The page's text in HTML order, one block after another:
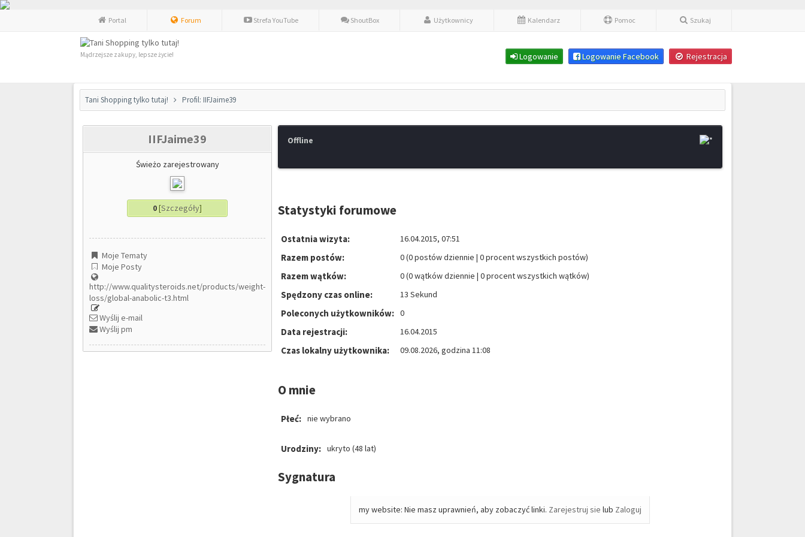
Portal Forum Strefa YouTube ShoutBox Użytkownicy Kalendarz Pomoc Szukaj
Logowanie Logowanie Facebook Rejestracja
Mądrzejsze zakupy, lepsze życie!
Tani Shopping tylko tutaj! Profil: IIFJaime39
IIFJaime39
Świeżo zarejestrowany
0[Szczegóły]
Moje Tematy
Moje Posty
http://www.qualitysteroids.net/products/weight-
loss/global-anabolic-t3.html
Wyślij e-mail
Wyślij pm
Offline
Statystyki forumowe
Ostatnia wizyta: 16.04.2015, 07:51
Razem postów: 0 (0 postów dziennie | 0 procent wszystkich postów)
Razem wątków: 0 (0 wątków dziennie | 0 procent wszystkich wątków)
Spędzony czas online: 13 Sekund
Poleconych użytkowników: 0
Data rejestracji: 16.04.2015
Czas lokalny użytkownika: 09.08.2026, godzina 11:08
O mnie
Płeć: nie wybrano
Urodziny: ukryto (48 lat)
Sygnatura
my website: Nie masz uprawnień, aby zobaczyć linki. Zarejestruj sie lub Zaloguj